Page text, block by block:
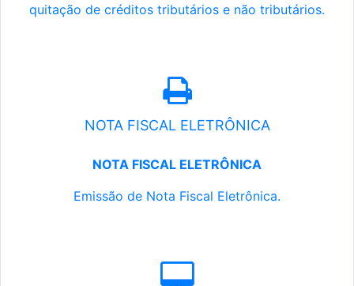
quitação de créditos tributários e não tributários.
NOTA FISCAL ELETRÔNICA
NOTA FISCAL ELETRÔNICA
Emissão de Nota Fiscal Eletrônica.